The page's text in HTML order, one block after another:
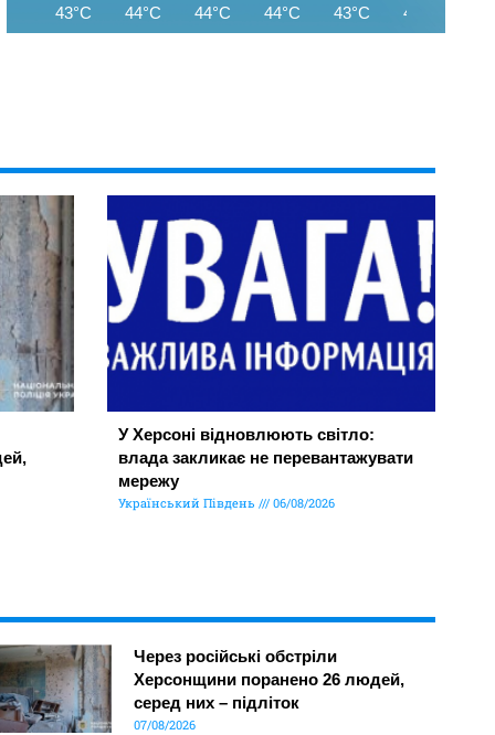
43°C 44°C 44°C 44°C 43°C 42°C
У Херсоні відновлюють світло:
влада закликає не перевантажувати
мережу
Український Південь 06/08/2026
Через російські обстріли
Херсонщини поранено 26 людей,
серед них – підліток
07/08/2026